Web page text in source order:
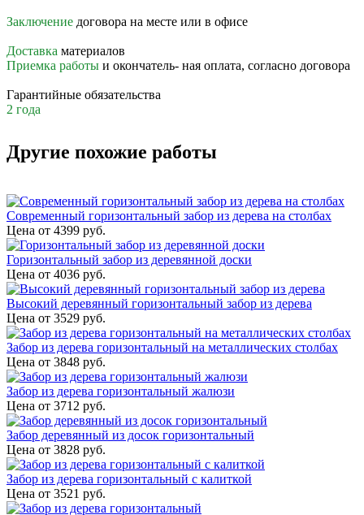
Заключение договора на месте или в офисе
Доставка материалов
Приемка работы и окончатель- ная оплата, согласно договора
Гарантийные обязательства
2 года
Другие похожие работы
Современный горизонтальный забор из дерева на столбах
Цена от 4399 руб.
Горизонтальный забор из деревянной доски
Цена от 4036 руб.
Высокий деревянный горизонтальный забор из дерева
Цена от 3529 руб.
Забор из дерева горизонтальный на металлических столбах
Цена от 3848 руб.
Забор из дерева горизонтальный жалюзи
Цена от 3712 руб.
Забор деревянный из досок горизонтальный
Цена от 3828 руб.
Забор из дерева горизонтальный с калиткой
Цена от 3521 руб.